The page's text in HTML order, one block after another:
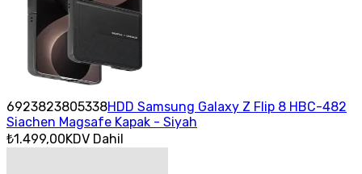
6923823805338HDD Samsung Galaxy Z Flip 8 HBC-482
Siachen Magsafe Kapak - Siyah
₺1.499,00KDV Dahil